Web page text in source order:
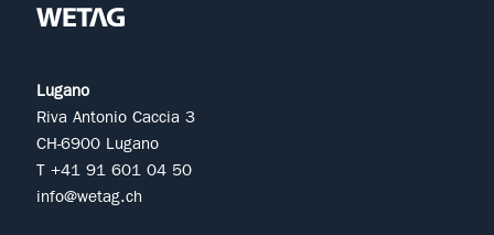
Lugano
Riva Antonio Caccia 3
CH-6900 Lugano
T +41 91 601 04 50
info@wetag.ch